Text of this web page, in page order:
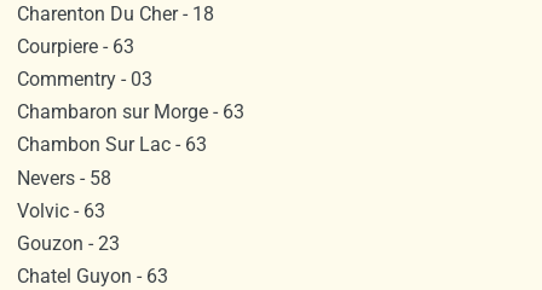
Charenton Du Cher - 18
Courpiere - 63
Commentry - 03
Chambaron sur Morge - 63
Chambon Sur Lac - 63
Nevers - 58
Volvic - 63
Gouzon - 23
Chatel Guyon - 63